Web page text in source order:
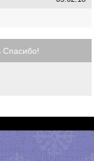
Спасибо!